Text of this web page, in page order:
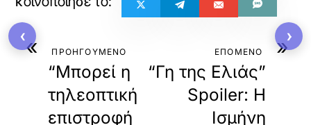
« ΠΡΟΗΓΟΥΜΕΝΟ
“Μπορεί η
τηλεοπτική
επιστροφή
»
ΕΠΟΜΕΝΟ
“Γη της Ελιάς”
Spoiler: Η
Ισμήνη
‹ ›